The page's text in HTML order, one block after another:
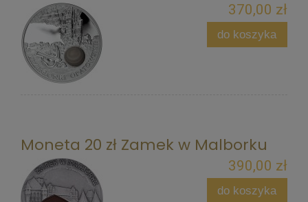
370,00 zł
do koszyka
Moneta 20 zł Zamek w Malborku
390,00 zł
do koszyka